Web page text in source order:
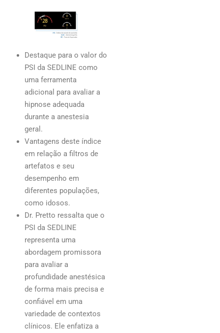
Destaque para o valor do
PSI da SEDLINE como
uma ferramenta
adicional para avaliar a
hipnose adequada
durante a anestesia
geral.
Vantagens deste índice
em relação a filtros de
artefatos e seu
desempenho em
diferentes populações,
como idosos.
Dr. Pretto ressalta que o
PSI da SEDLINE
representa uma
abordagem promissora
para avaliar a
profundidade anestésica
de forma mais precisa e
confiável em uma
variedade de contextos
clínicos. Ele enfatiza a